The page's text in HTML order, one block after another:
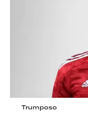
Trumposo